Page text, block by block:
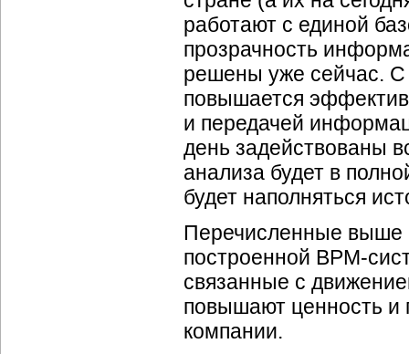
работают с единой
прозрачность
решены уже сейчас.
повышается
и передачей
день задействованы
анализа будет в
будет наполняться
Перечисленные выше
построенной BPM-
связанные с
повышают ценность и
компании.